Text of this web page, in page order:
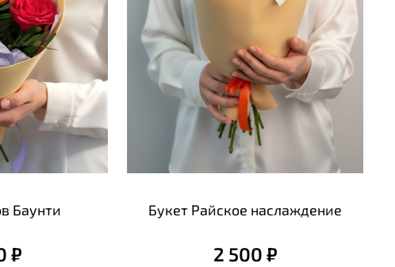
Баунти
₽
Букет Райское наслаждение
2 500 ₽